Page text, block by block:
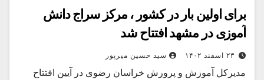
برای اولین بار در کشور ، مرکز سراج دانش
آموزی در مشهد افتتاح شد
۲۳ اسفند ۱۴۰۲ سید حسین میرپور
مدیرکل آموزش و پرورش خراسان رضوی در آیین افتتاح